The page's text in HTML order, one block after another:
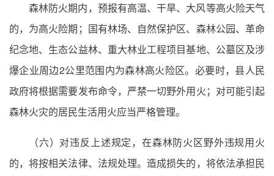
森林防火期内，预报有高温、干旱、大风等高火险天气
的，为高火险期；国有林场、自然保护区、森林公园、革命
纪念地、生态公益林、重大林业工程项目基地、公墓区及涉
爆企业周边2公里范围内为森林高火险区。必要时，县人民
政府将根据需要发布命令，严禁一切野外用火；对可能引起
森林火灾的居民生活用火应当严格管理。
（六）对违反上述规定，在森林防火区野外违规用火
的，将按相关法律、法规处理。造成损失的，将依法承担民